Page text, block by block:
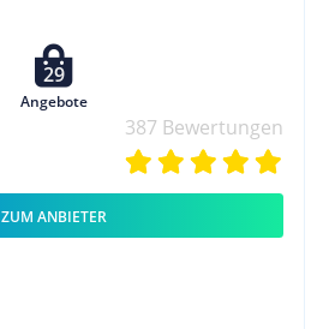
29
Angebote
387 Bewertungen
ZUM ANBIETER